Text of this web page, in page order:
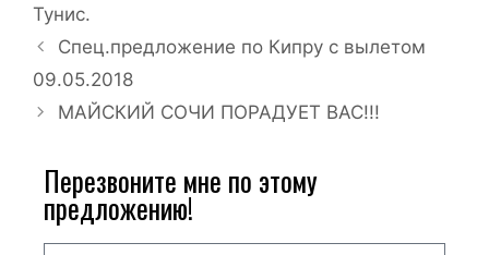
Тунис.
Спец.предложение по Кипру с вылетом
09.05.2018
МАЙСКИЙ СОЧИ ПОРАДУЕТ ВАС!!!
Перезвоните мне по этому
предложению!